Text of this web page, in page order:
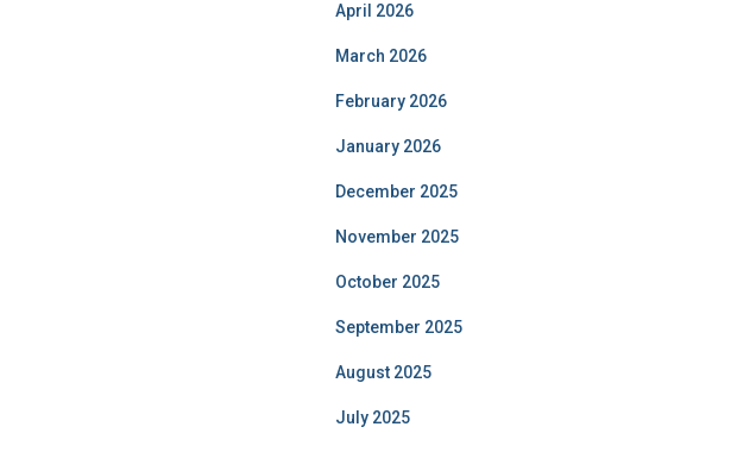
April 2026
March 2026
February 2026
January 2026
December 2025
November 2025
October 2025
September 2025
August 2025
July 2025